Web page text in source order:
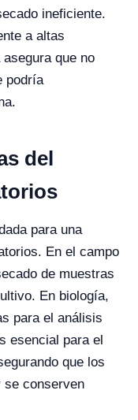
ineficiente.
a altas
que no
podría
del
para una
En el campo
de muestras
En biología,
para el análisis
esencial para el
que los
se conserven